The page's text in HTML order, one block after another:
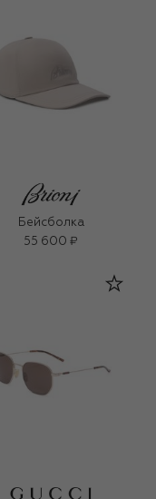
Бейсболка
55 600 ₽